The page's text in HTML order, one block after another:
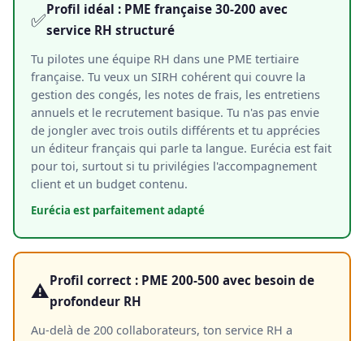
✅Profil idéal : PME française 30-200 avec
service RH structuré
Tu pilotes une équipe RH dans une PME tertiaire
française. Tu veux un SIRH cohérent qui couvre la
gestion des congés, les notes de frais, les entretiens
annuels et le recrutement basique. Tu n'as pas envie
de jongler avec trois outils différents et tu apprécies
un éditeur français qui parle ta langue. Eurécia est fait
pour toi, surtout si tu privilégies l'accompagnement
client et un budget contenu.
Eurécia est parfaitement adapté
⚠️Profil correct : PME 200-500 avec besoin de
profondeur RH
Au-delà de 200 collaborateurs, ton service RH a